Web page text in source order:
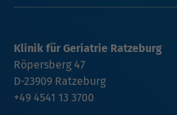
Klinik für Geriatrie Ratzeburg
Röpersberg 47
D-23909 Ratzeburg
+49 4541 13 3700